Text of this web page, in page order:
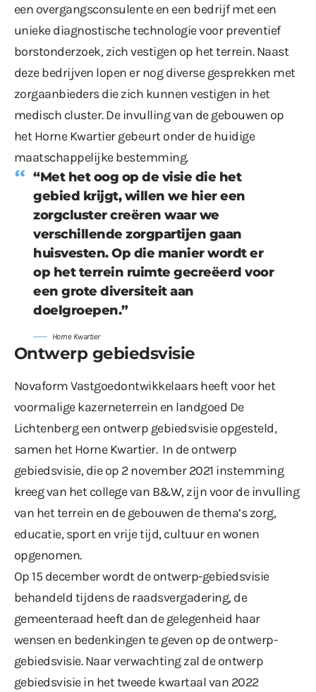
een overgangsconsulente en een bedrijf met een
unieke diagnostische technologie voor preventief
borstonderzoek, zich vestigen op het terrein. Naast
deze bedrijven lopen er nog diverse gesprekken met
zorgaanbieders die zich kunnen vestigen in het
medisch cluster. De invulling van de gebouwen op
het Horne Kwartier gebeurt onder de huidige
maatschappelijke bestemming.
“Met het oog op de visie die het
gebied krijgt, willen we hier een
zorgcluster creëren waar we
verschillende zorgpartijen gaan
huisvesten. Op die manier wordt er
op het terrein ruimte gecreëerd voor
een grote diversiteit aan
doelgroepen.”
Horne Kwartier
Ontwerp gebiedsvisie
Novaform Vastgoedontwikkelaars heeft voor het
voormalige kazerneterrein en landgoed De
Lichtenberg een ontwerp gebiedsvisie opgesteld,
samen het Horne Kwartier. In de ontwerp
gebiedsvisie, die op 2 november 2021 instemming
kreeg van het college van B&W, zijn voor de invulling
van het terrein en de gebouwen de thema’s zorg,
educatie, sport en vrije tijd, cultuur en wonen
opgenomen.
Op 15 december wordt de ontwerp-gebiedsvisie
behandeld tijdens de raadsvergadering, de
gemeenteraad heeft dan de gelegenheid haar
wensen en bedenkingen te geven op de ontwerp-
gebiedsvisie. Naar verwachting zal de ontwerp
gebiedsvisie in het tweede kwartaal van 2022